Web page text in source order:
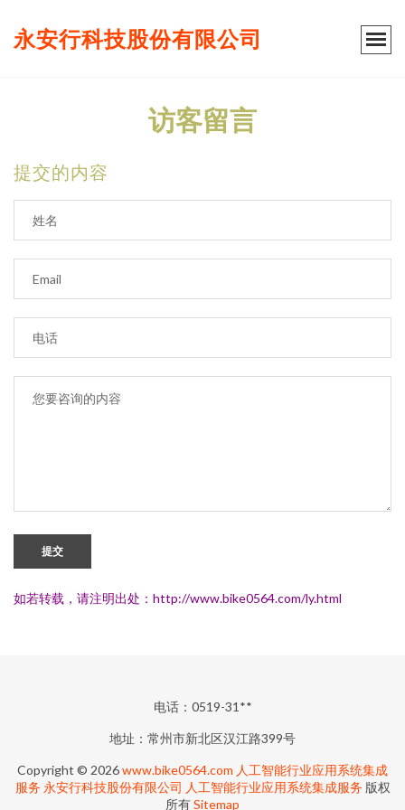
永安行科技股份有限公司
访客留言
提交的内容
提交
如若转载，请注明出处：http://www.bike0564.com/ly.html
电话：0519-31**
地址：常州市新北区汉江路399号
Copyright © 2026www.bike0564.com 人工智能行业应用系统集成
服务 永安行科技股份有限公司 人工智能行业应用系统集成服务 版权
所有Sitemap